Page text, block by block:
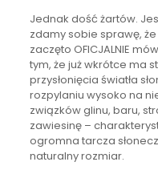
Jednak dość żartów.
zdamy sobie sprawę,
zaczęto OFICJALNIE
tym, że już wkrótce ma
przysłonięcia światła
rozpylaniu wysoko na
związków glinu, baru,
zawiesinę –
ogromna tarcza
naturalny rozmiar.